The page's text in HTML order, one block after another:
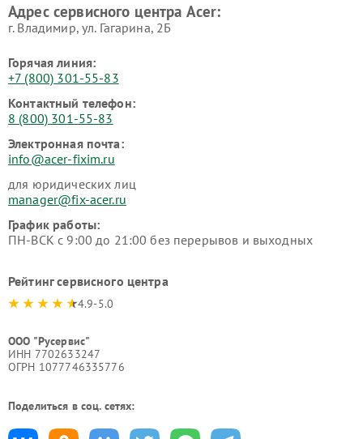
Адрес сервисного центра Acer:
г. Владимир, ул. Гагарина, 2Б
Горячая линия:
+7 (800) 301-55-83
Контактный телефон:
8 (800) 301-55-83
Электронная почта:
info@acer-fixim.ru
для юридических лиц
manager@fix-acer.ru
График работы:
ПН-ВСК с 9:00 до 21:00 без перерывов и выходных
Рейтинг сервисного центра
4.9-5.0
ООО "Русервис"
ИНН 7702633247
ОГРН 1077746335776
Поделиться в соц. сетях: